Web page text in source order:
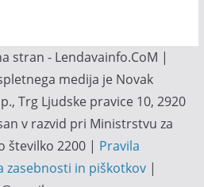
stran - Lendavainfo.CoM |
medija je Novak
Trg Ljudske pravice 10, 2920
v razvid pri Ministrstvu za
številko 2200 | Pravila
zasebnosti in piškotkov|